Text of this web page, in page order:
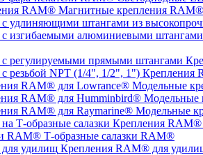
Магнитные крепления RAM®
Крепления
Модельные
Модельные
Модельные
Крепления RAM®
Т-образные салазки RAM®
Крепления RAM® для